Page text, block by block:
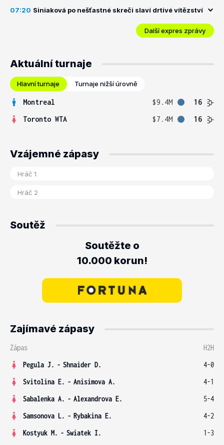
07:20 Siniaková po nešťastné skreči slaví drtivé vítězství
Další expres zprávy
Aktuální turnaje
Hlavní turnaje Turnaje nižší úrovně
Montreal $9.4M
16
Toronto WTA
$7.4M 16
Vzájemné zápasy
Soutěž
Soutěžte o
10.000 korun!
Zajímavé zápasy
Zápas
H2H
Pegula J. - Shnaider D.
4-0
Svitolina E. - Anisimova A.
4-1
Sabalenka A. - Alexandrova E.
5-4
Samsonova L. - Rybakina E.
4-2
Kostyuk M. - Swiatek I.
1-3